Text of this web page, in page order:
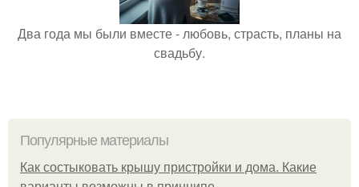
Два года мы были вместе - любовь, страсть, планы на
свадьбу.
Популярные материалы
Как состыковать крышу пристройки и дома. Какие